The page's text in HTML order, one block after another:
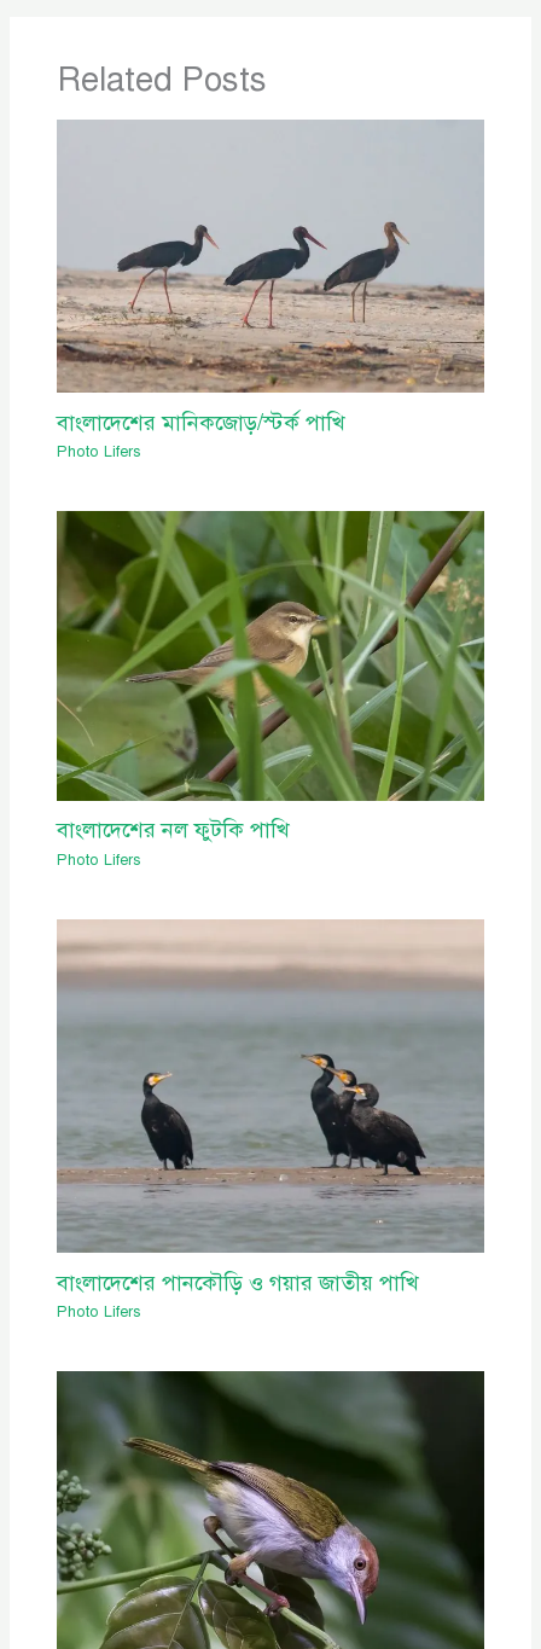
Related Posts
বাংলাদেশের মানিকজোড়/স্টর্ক পাখি
Photo Lifers
বাংলাদেশের নল ফুটকি পাখি
Photo Lifers
বাংলাদেশের পানকৌড়ি ও গয়ার জাতীয় পাখি
Photo Lifers